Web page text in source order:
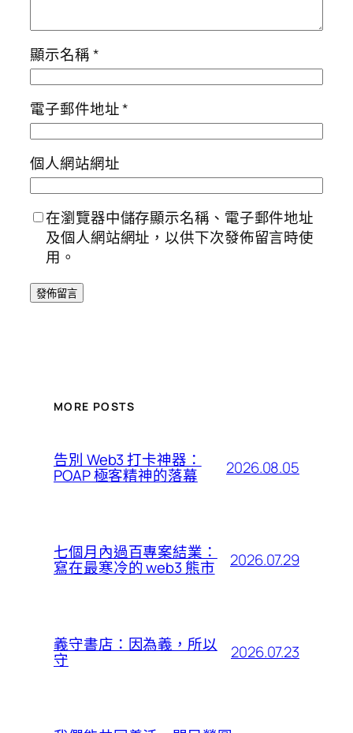
顯示名稱*
電子郵件地址*
個人網站網址
在瀏覽器中儲存顯示名稱、電子郵件地址
及個人網站網址，以供下次發佈留言時使
用。
MORE POSTS
告別 Web3 打卡神器：
POAP 極客精神的落幕 2026.08.05
七個月內過百專案結業：
寫在最寒冷的 web3 熊市 2026.07.29
義守書店：因為義，所以
守 2026.07.23